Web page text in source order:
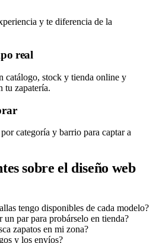
y te diferencia de la
real
catálogo, stock y tienda online y
tu zapatería.
categoría y barrio para captar a
sobre el diseño web
tengo disponibles de cada modelo?
un par para probárselo en tienda?
zapatos en mi zona?
y los envíos?